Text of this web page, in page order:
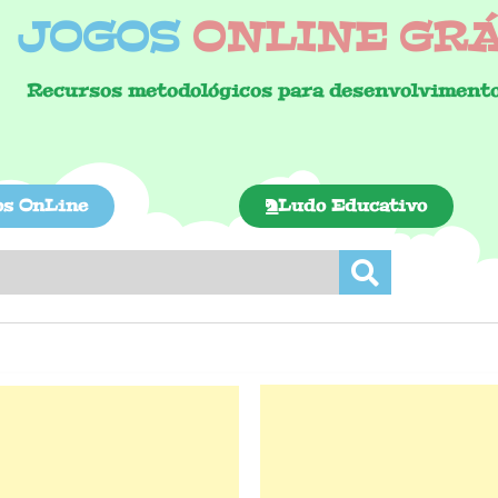
JOGOS ONLINE
Recursos metodológicos para
OnLine Ludo Educativo